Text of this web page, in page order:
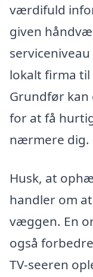
værdifuld
given
lokalt firma
Grundfør kan
for at få
nærmere dig.
Husk, at
handler om
væggen. En
også
TV-seeren